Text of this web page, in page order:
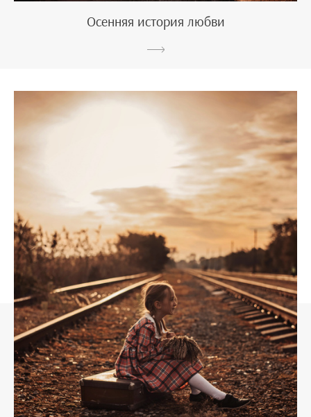
Осенняя история любви